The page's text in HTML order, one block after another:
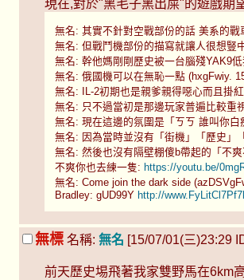
現在,對於"黑毛子黑出屎"的遊戲期
無名: 其實不針對空戰部份的話 美系的
無名: 但戰鬥機部份的描寫就讓人很想豎
無名: 幹他媽剛剛歷史被一台腦殘YAK9
無名: 俄國機可以在無恥一點 (hxgFwiy.
無名: IL-2初期也是親爹親得噁心而且掛
無名: 只不過當初是那邊玩家普遍比較重
無名: 現在這邊的氛圍是「ㄎㄎ 誰叫你
無名: 因為當時並沒有「街機」「歷史」
無名: 然後也沒有隔壁棚傻b帶起的「不
不爽你也去練一隻: https://youtu.be/
無名: Come join the dark side
Bradley: gUD99Y http://
無標 名稱: 無名 [15/07/01(三)23:29
前天歷史埸飛著我家雙野馬在6km